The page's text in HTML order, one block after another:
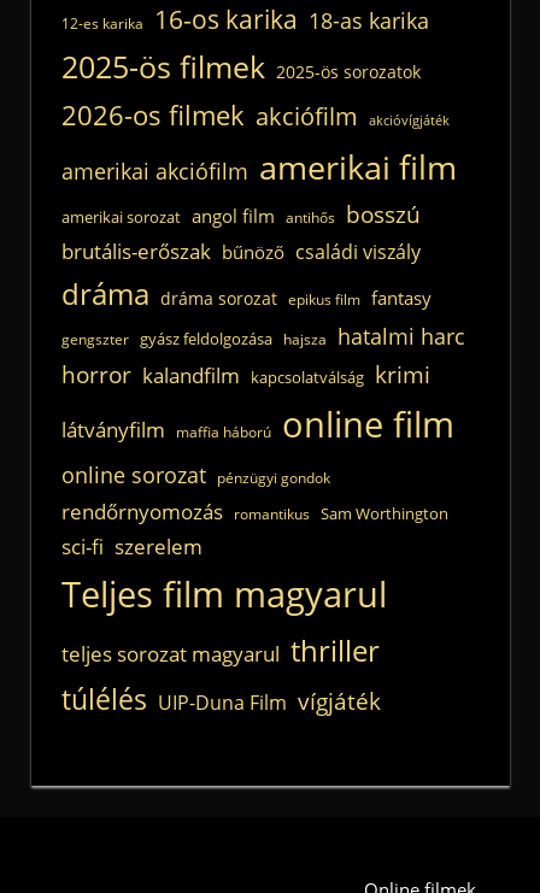
12-es karika 16-os karika 18-as karika
2025-ös filmek 2025-ös sorozatok
2026-os filmek akciófilm akcióvígjáték
amerikai akciófilm amerikai film
amerikai sorozat angol film antihős bosszú
brutális-erőszak bűnöző családi viszály
dráma dráma sorozat epikus film fantasy
gengszter gyász feldolgozása hajsza hatalmi harc
horror kalandfilm kapcsolatválság krimi
látványfilm maffia háború online film
online sorozat pénzügyi gondok
rendőrnyomozás romantikus Sam Worthington
sci-fi szerelem
Teljes film magyarul
teljes sorozat magyarul thriller
túlélés UIP-Duna Film vígjáték